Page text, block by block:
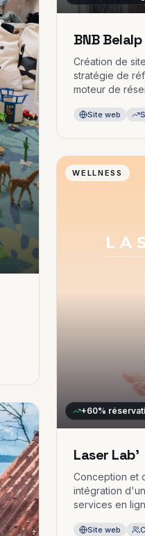
BNB Belalp
Création de
stratégie de
moteur de
Site web
WELLNESS
+60%
Laser Lab'
Conception et
intégration
services en
Site web